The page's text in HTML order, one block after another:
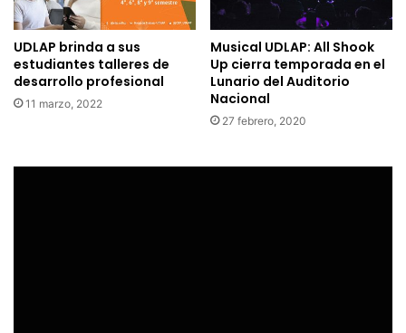
UDLAP brinda a sus
estudiantes talleres de
desarrollo profesional
11 marzo, 2022
Musical UDLAP: All Shook
Up cierra temporada en el
Lunario del Auditorio
Nacional
27 febrero, 2020